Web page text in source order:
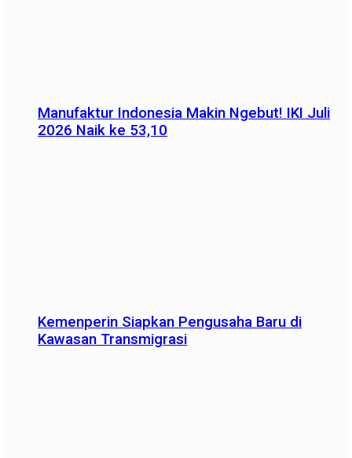
Manufaktur Indonesia Makin Ngebut! IKI Juli
2026 Naik ke 53,10
Kemenperin Siapkan Pengusaha Baru di
Kawasan Transmigrasi